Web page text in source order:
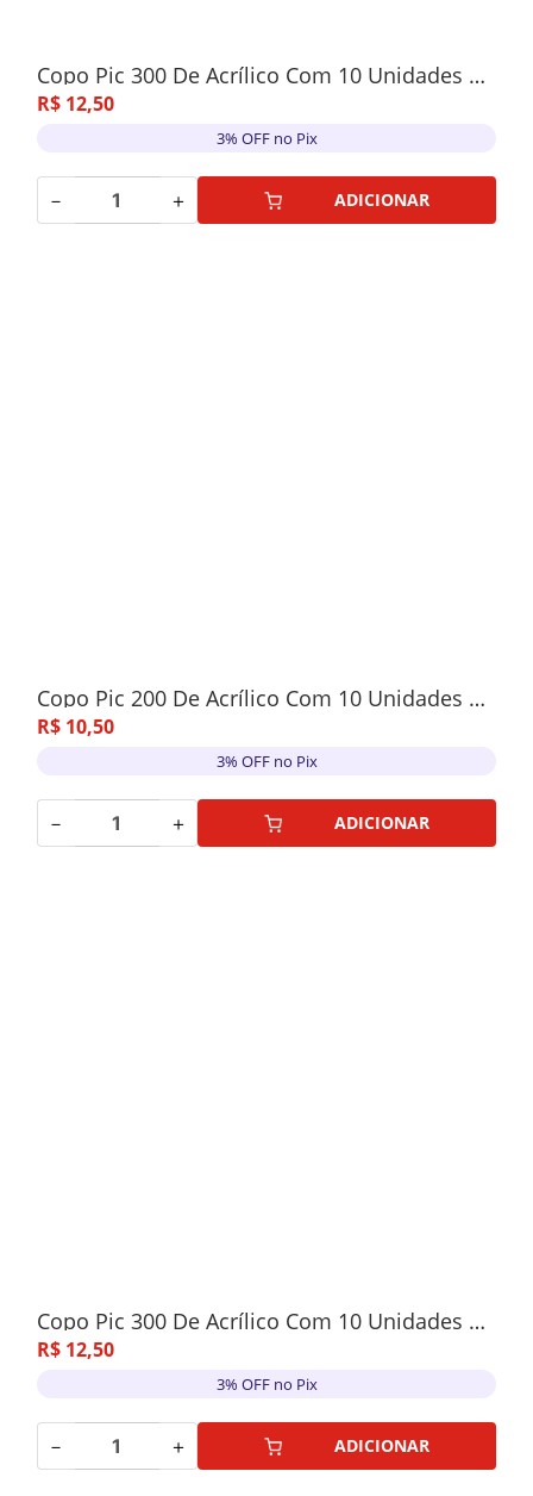
Copo Pic 300 De Acrílico Com 10 Unidades Roxo
R$ 12,50
3% OFF no Pix
－ ＋ ADICIONAR
Copo Pic 200 De Acrílico Com 10 Unidades Azul
R$ 10,50
3% OFF no Pix
－ ＋ ADICIONAR
Copo Pic 300 De Acrílico Com 10 Unidades Pink
R$ 12,50
3% OFF no Pix
－ ＋ ADICIONAR